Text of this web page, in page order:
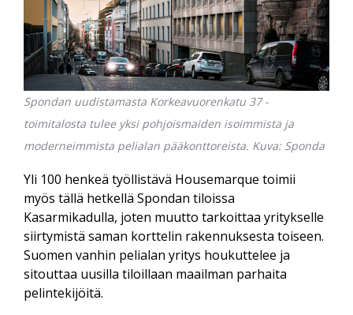
Spondan uudistamasta Korkeavuorenkatu 37 -
toimitalosta tulee yksi pohjoismaiden isoimmista ja
moderneimmista pelialan pääkonttoreista. Kuva: Sponda
Yli 100 henkeä työllistävä Housemarque toimii
myös tällä hetkellä Spondan tiloissa
Kasarmikadulla, joten muutto tarkoittaa yritykselle
siirtymistä saman korttelin rakennuksesta toiseen.
Suomen vanhin pelialan yritys houkuttelee ja
sitouttaa uusilla tiloillaan maailman parhaita
pelintekijöitä.